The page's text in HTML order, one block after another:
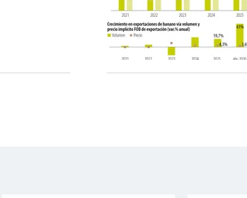
Chocolate amargo
Chócolo mazorca